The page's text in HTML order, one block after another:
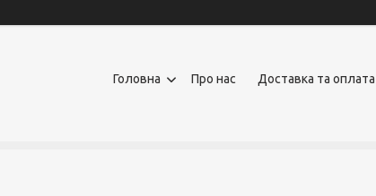
Головна Про нас Доставка та оплата